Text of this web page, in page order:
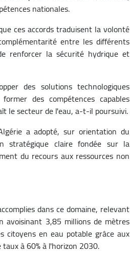
nationales.
ces accords traduisent la volonté
entre les différents
renforcer la sécurité hydrique et
des solutions technologiques
des compétences capables
le secteur de l'eau, a-t-il poursuivi.
a adopté, sur orientation du
stratégique claire fondée sur la
du recours aux ressources non
dans ce domaine, relevant
avoisinant 3,85 millions de mètres
citoyens en eau potable grâce aux
à 60% à l'horizon 2030.